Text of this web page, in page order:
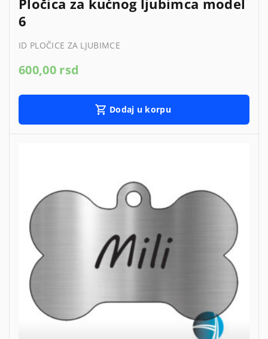
Pločica za kućnog ljubimca model
6
ID PLOČICE ZA LJUBIMCE
600,00 rsd
Dodaj u korpu